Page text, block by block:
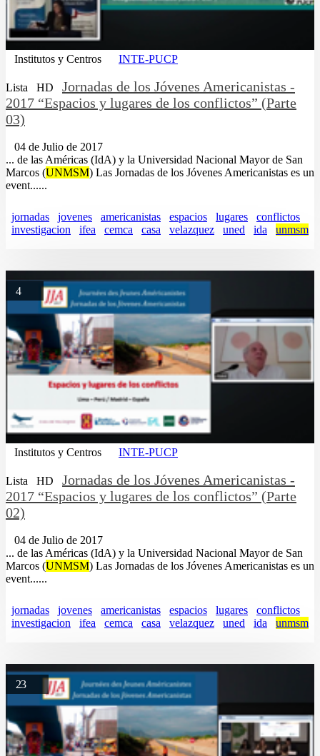
Institutos y Centros INTE-PUCP
Lista HD
Jornadas de los Jóvenes Americanistas -
2017 “Espacios y lugares de los conflictos” (Parte
03)
04 de Julio de 2017
... de las Américas (IdA) y la Universidad Nacional Mayor de San
Marcos (UNMSM) Las Jornadas de los Jóvenes Americanistas es un
event......
jornadas jovenes americanistas espacios lugares
conflictos
investigacion
ifea cemca casa velazquez uned ida unmsm
4
Institutos y Centros INTE-PUCP
Lista HD
Jornadas de los Jóvenes Americanistas -
2017 “Espacios y lugares de los conflictos” (Parte
02)
04 de Julio de 2017
... de las Américas (IdA) y la Universidad Nacional Mayor de San
Marcos (UNMSM) Las Jornadas de los Jóvenes Americanistas es un
event......
jornadas jovenes americanistas espacios lugares
conflictos
investigacion
ifea cemca casa velazquez uned ida unmsm
23